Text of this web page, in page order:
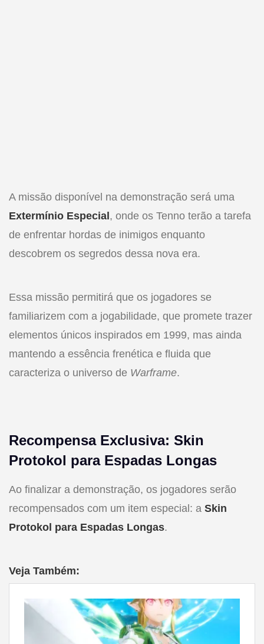
A missão disponível na demonstração será uma
Extermínio Especial , onde os Tenno terão a tarefa
de enfrentar hordas de inimigos enquanto
descobrem os segredos dessa nova era.
Essa missão permitirá que os jogadores se
familiarizem com a jogabilidade, que promete trazer
elementos únicos inspirados em 1999, mas ainda
mantendo a essência frenética e fluida que
caracteriza o universo de Warframe.
Recompensa Exclusiva: Skin
Protokol para Espadas Longas
Ao finalizar a demonstração, os jogadores serão
recompensados com um item especial: a Skin
Protokol para Espadas Longas.
Veja Também: